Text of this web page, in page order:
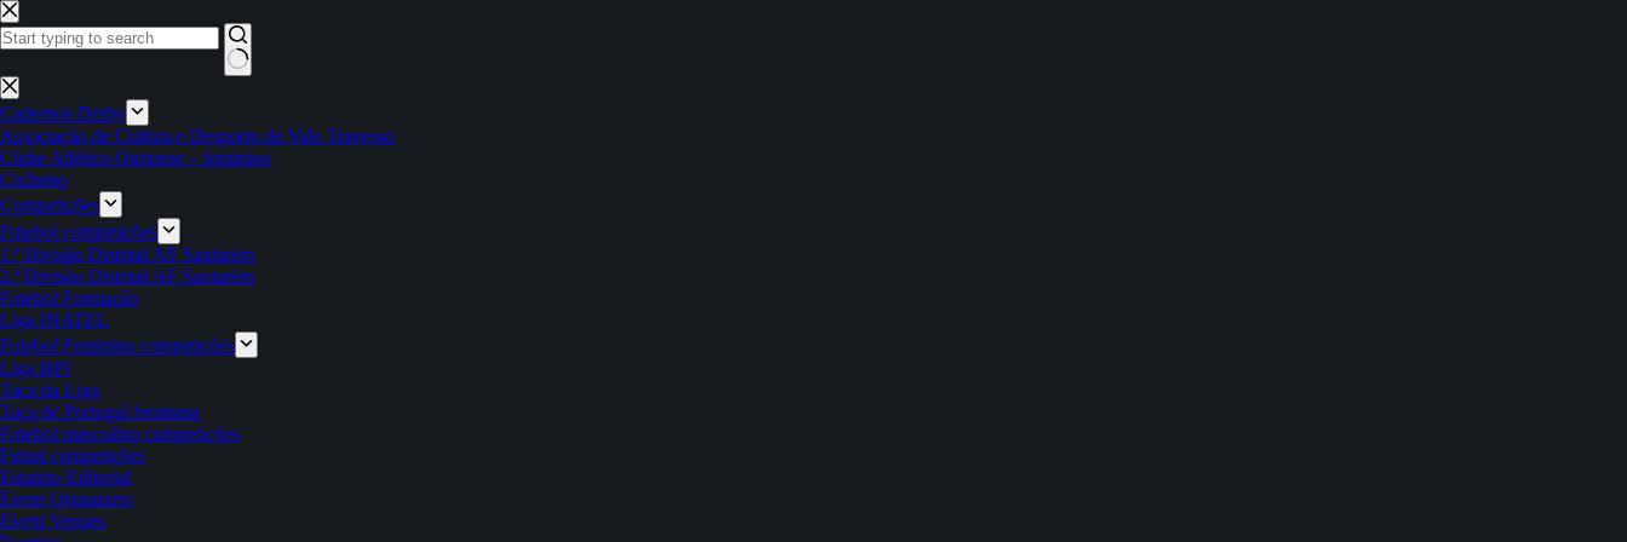
Pular
para
o
conteúdo
Sem
resultados
Cadernos Derby
Associação de Cultura e Desporto de Vale Travesso
Clube Atlético Ouriense – feminino
Ciclismo
Competições
Futebol competições
1.ª Divisão Distrital AF Santarém
2.ª Divisão Distrital AF Santarém
Futebol Formação
Liga INATEL
Futebol Feminino competições
Liga BPI
Taça da Liga
Taça de Portugal feminina
Futebol masculino competições
Futsal competições
Estatuto Editorial
Event Organizers
Event Venues